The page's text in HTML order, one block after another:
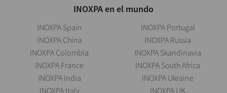
INOXPA en el mundo
INOXPA Spain
INOXPA China
INOXPA Colombia
INOXPA France
INOXPA India
INOXPA Italy
INOXPA Portugal
INOXPA Russia
INOXPA Skandinavia
INOXPA South Africa
INOXPA Ukraine
INOXPA UK